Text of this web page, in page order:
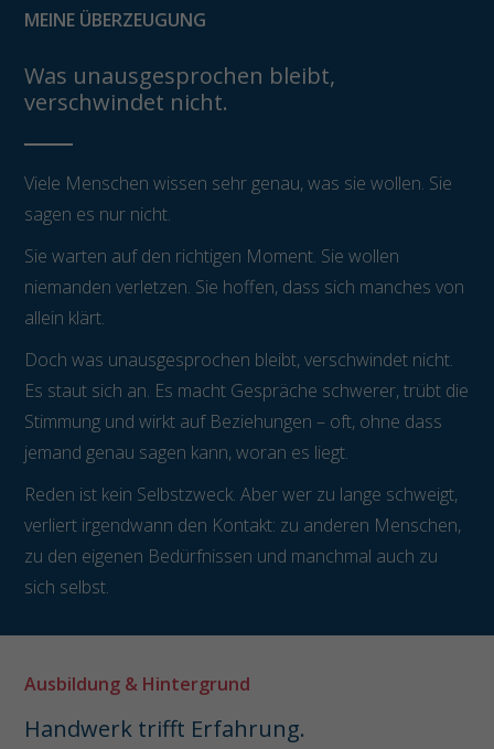
MEINE ÜBERZEUGUNG
Was unausgesprochen bleibt,
verschwindet nicht.
Viele Menschen wissen sehr genau, was sie wollen. Sie
sagen es nur nicht.
Sie warten auf den richtigen Moment. Sie wollen
niemanden verletzen. Sie hoffen, dass sich manches von
allein klärt.
Doch was unausgesprochen bleibt, verschwindet nicht.
Es staut sich an. Es macht Gespräche schwerer, trübt die
Stimmung und wirkt auf Beziehungen – oft, ohne dass
jemand genau sagen kann, woran es liegt.
Reden ist kein Selbstzweck. Aber wer zu lange schweigt,
verliert irgendwann den Kontakt: zu anderen Menschen,
zu den eigenen Bedürfnissen und manchmal auch zu
sich selbst.
Ausbildung & Hintergrund
Handwerk trifft Erfahrung.